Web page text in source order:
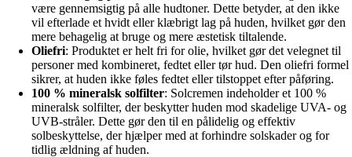
være gennemsigtig på alle hudtoner. Dette betyder, at den ikke
vil efterlade et hvidt eller klæbrigt lag på huden, hvilket gør den
mere behagelig at bruge og mere æstetisk tiltalende.
Oliefri: Produktet er helt fri for olie, hvilket gør det velegnet til
personer med kombineret, fedtet eller tør hud. Den oliefri formel
sikrer, at huden ikke føles fedtet eller tilstoppet efter påføring.
100 % mineralsk solfilter: Solcremen indeholder et 100 %
mineralsk solfilter, der beskytter huden mod skadelige UVA- og
UVB-stråler. Dette gør den til en pålidelig og effektiv
solbeskyttelse, der hjælper med at forhindre solskader og for
tidlig ældning af huden.